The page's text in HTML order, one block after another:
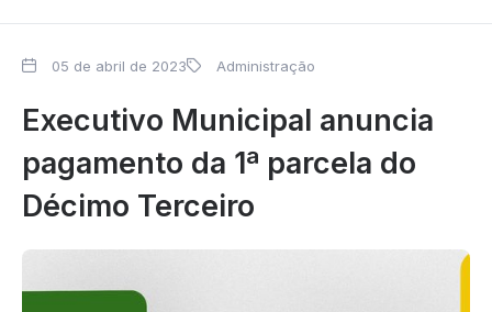
05 de abril de 2023 Administração
Executivo Municipal anuncia
pagamento da 1ª parcela do
Décimo Terceiro